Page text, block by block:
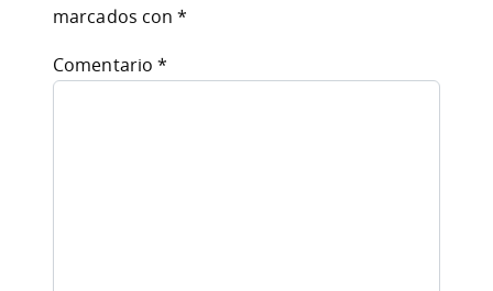
marcados con*
Comentario*